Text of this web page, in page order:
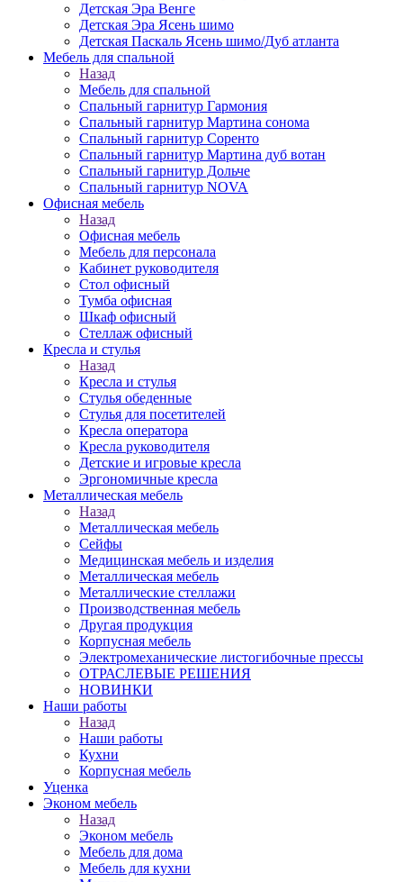
Детская Эра Венге
Детская Эра Ясень шимо
Детская Паскаль Ясень шимо/Дуб атланта
Мебель для спальной
Назад
Мебель для спальной
Спальный гарнитур Гармония
Спальный гарнитур Мартина сонома
Спальный гарнитур Соренто
Спальный гарнитур Мартина дуб вотан
Спальный гарнитур Дольче
Спальный гарнитур NOVA
Офисная мебель
Назад
Офисная мебель
Мебель для персонала
Кабинет руководителя
Стол офисный
Тумба офисная
Шкаф офисный
Стеллаж офисный
Кресла и стулья
Назад
Кресла и стулья
Стулья обеденные
Стулья для посетителей
Кресла оператора
Кресла руководителя
Детские и игровые кресла
Эргономичные кресла
Металлическая мебель
Назад
Металлическая мебель
Сейфы
Медицинская мебель и изделия
Металлическая мебель
Металлические стеллажи
Производственная мебель
Другая продукция
Корпусная мебель
Электромеханические листогибочные прессы
ОТРАСЛЕВЫЕ РЕШЕНИЯ
НОВИНКИ
Наши работы
Назад
Наши работы
Кухни
Корпусная мебель
Уценка
Эконом мебель
Назад
Эконом мебель
Мебель для дома
Мебель для кухни